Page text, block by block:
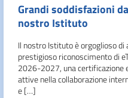
Grandi soddisfazioni
nostro Istituto
Il nostro Istituto è orgoglioso
prestigioso riconoscimento di
2026-2027, una certificazione
attive nella collaborazione
e […]